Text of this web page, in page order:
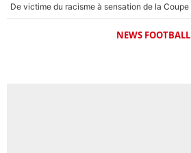
NEWS FOOTBALL